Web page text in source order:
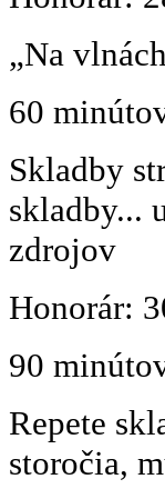
„Na
60
Skladby
skladby...
zdrojov
Honorár:
90
Repete
storočia,